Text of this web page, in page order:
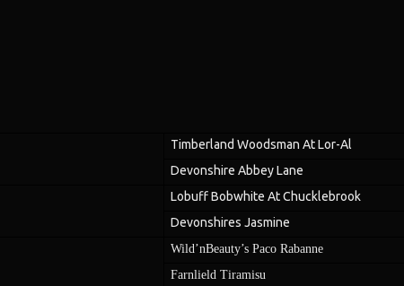
Timberland Woodsman At Lor-Al
Devonshire Abbey Lane
Lobuff Bobwhite At Chucklebrook
Devonshires Jasmine
Wild’nBeauty’s Paco Rabanne
Farnlield Tiramisu